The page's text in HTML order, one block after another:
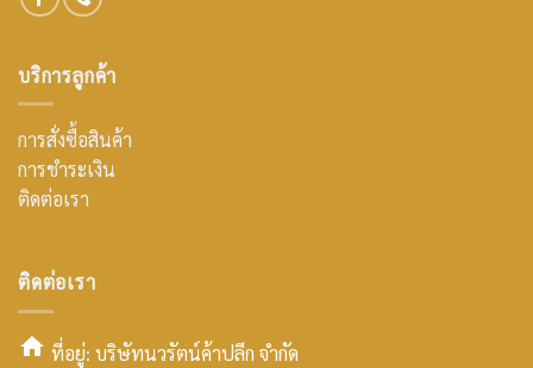
บริการลูกค้า
การสั่งซื้อสินค้า
การชำระเงิน
ติดต่อเรา
ติดต่อเรา
ที่อยู่: บริษัทนวรัตน์ค้าปลีก จำกัด